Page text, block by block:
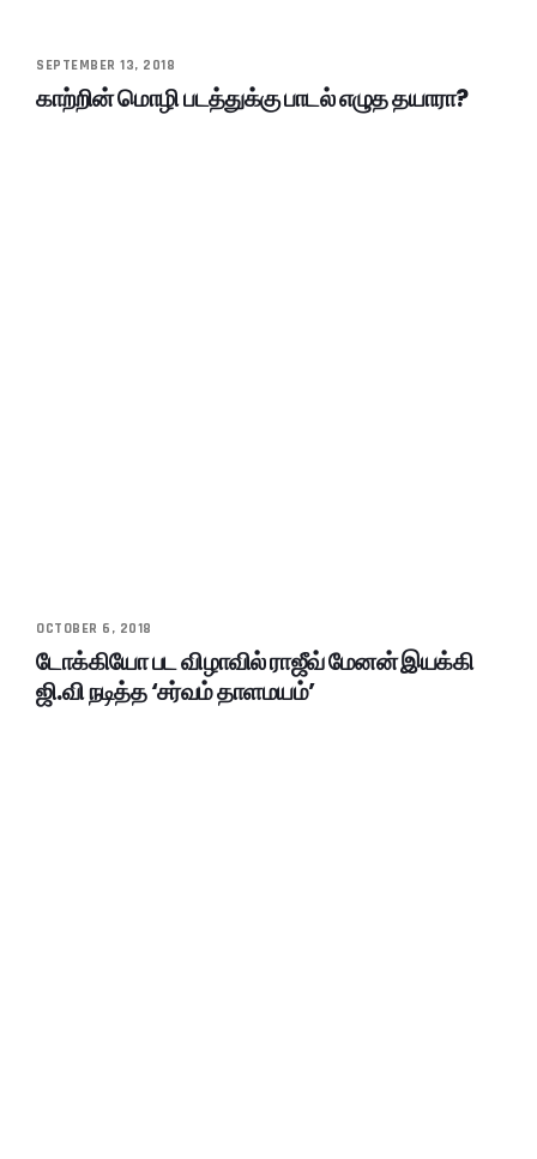
SEPTEMBER 13, 2018
காற்றின் மொழி படத்துக்கு பாடல் எழுத தயாரா?
OCTOBER 6, 2018
டோக்கியோ பட விழாவில் ராஜீவ் மேனன் இயக்கி
ஜி.வி நடித்த ‘சர்வம் தாளமயம்’